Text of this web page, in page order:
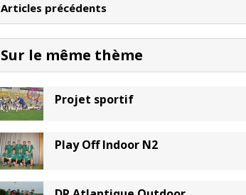
Articles précédents
Sur le même thème
Projet sportif
Play Off Indoor N2